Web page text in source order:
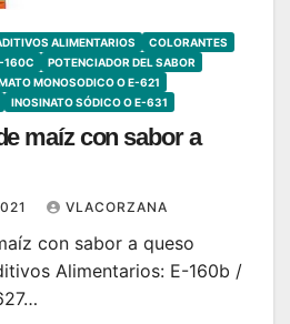
ALIMENTARIOS
COLORANTES
160C
POTENCIADOR DEL SABOR
MONOSODICO O E-621
INOSINATO SÓDICO O E-631
maíz con sabor a
VLACORZANA
con sabor a queso
Alimentarios: E-160b /